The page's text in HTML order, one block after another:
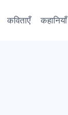
कविताएँ कहानियाँ